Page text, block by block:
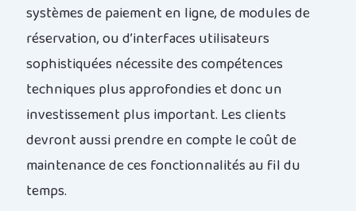
systèmes de paiement en ligne, de modules de
réservation, ou d’interfaces utilisateurs
sophistiquées nécessite des compétences
techniques plus approfondies et donc un
investissement plus important. Les clients
devront aussi prendre en compte le coût de
maintenance de ces fonctionnalités au fil du
temps.